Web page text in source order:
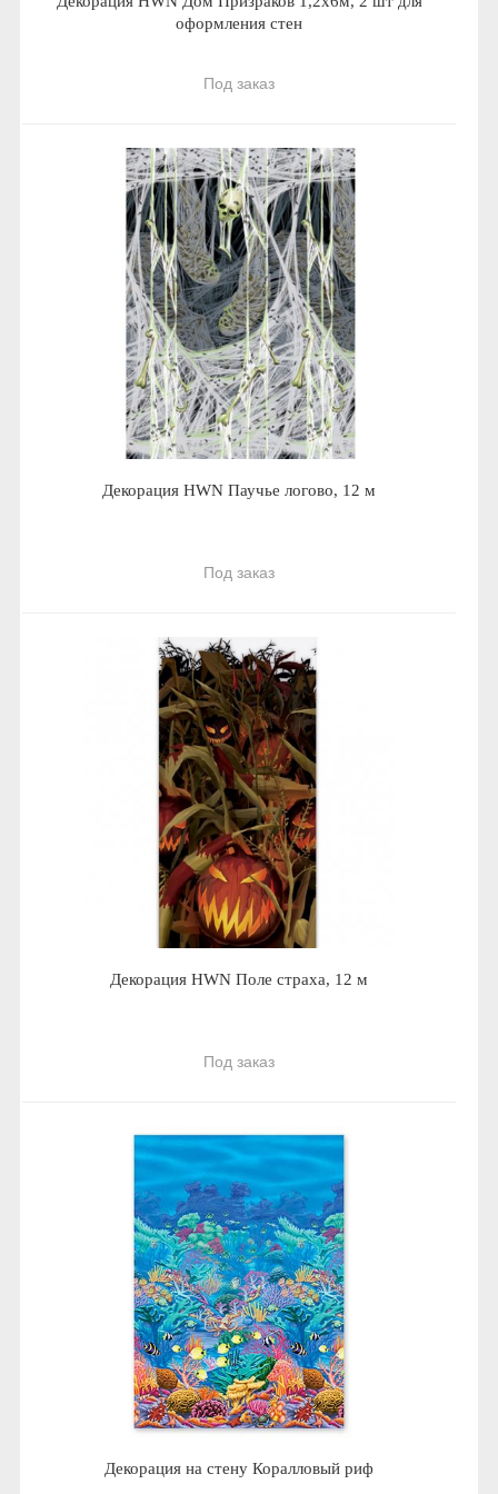
оформления стен
Под заказ
Декорация HWN Паучье логово, 12 м
Под заказ
Декорация HWN Поле страха, 12 м
Под заказ
Декорация на стену Коралловый риф